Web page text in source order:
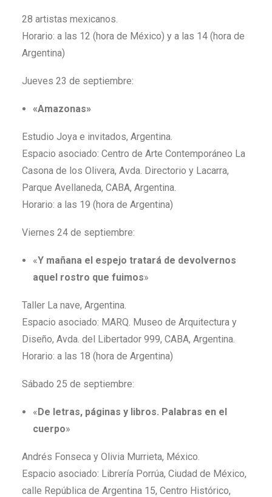
28 artistas mexicanos.
Horario: a las 12 (hora de México) y a las 14 (hora de
Argentina)
Jueves 23 de septiembre:
«Amazonas»
Estudio Joya e invitados, Argentina.
Espacio asociado: Centro de Arte Contemporáneo La
Casona de los Olivera, Avda. Directorio y Lacarra,
Parque Avellaneda, CABA, Argentina.
Horario: a las 19 (hora de Argentina)
Viernes 24 de septiembre:
«Y mañana el espejo tratará de devolvernos
aquel rostro que fuimos»
Taller La nave, Argentina.
Espacio asociado: MARQ. Museo de Arquitectura y
Diseño, Avda. del Libertador 999, CABA, Argentina.
Horario: a las 18 (hora de Argentina)
Sábado 25 de septiembre:
«De letras, páginas y libros. Palabras en el
cuerpo»
Andrés Fonseca y Olivia Murrieta, México.
Espacio asociado: Librería Porrúa, Ciudad de México,
calle República de Argentina 15, Centro Histórico,